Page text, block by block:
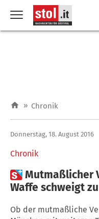
» Chronik
Chronik
Donnerstag, 18. August 2016
Mutmaßlicher
Waffe schweigt
Ob der mutmaßliche